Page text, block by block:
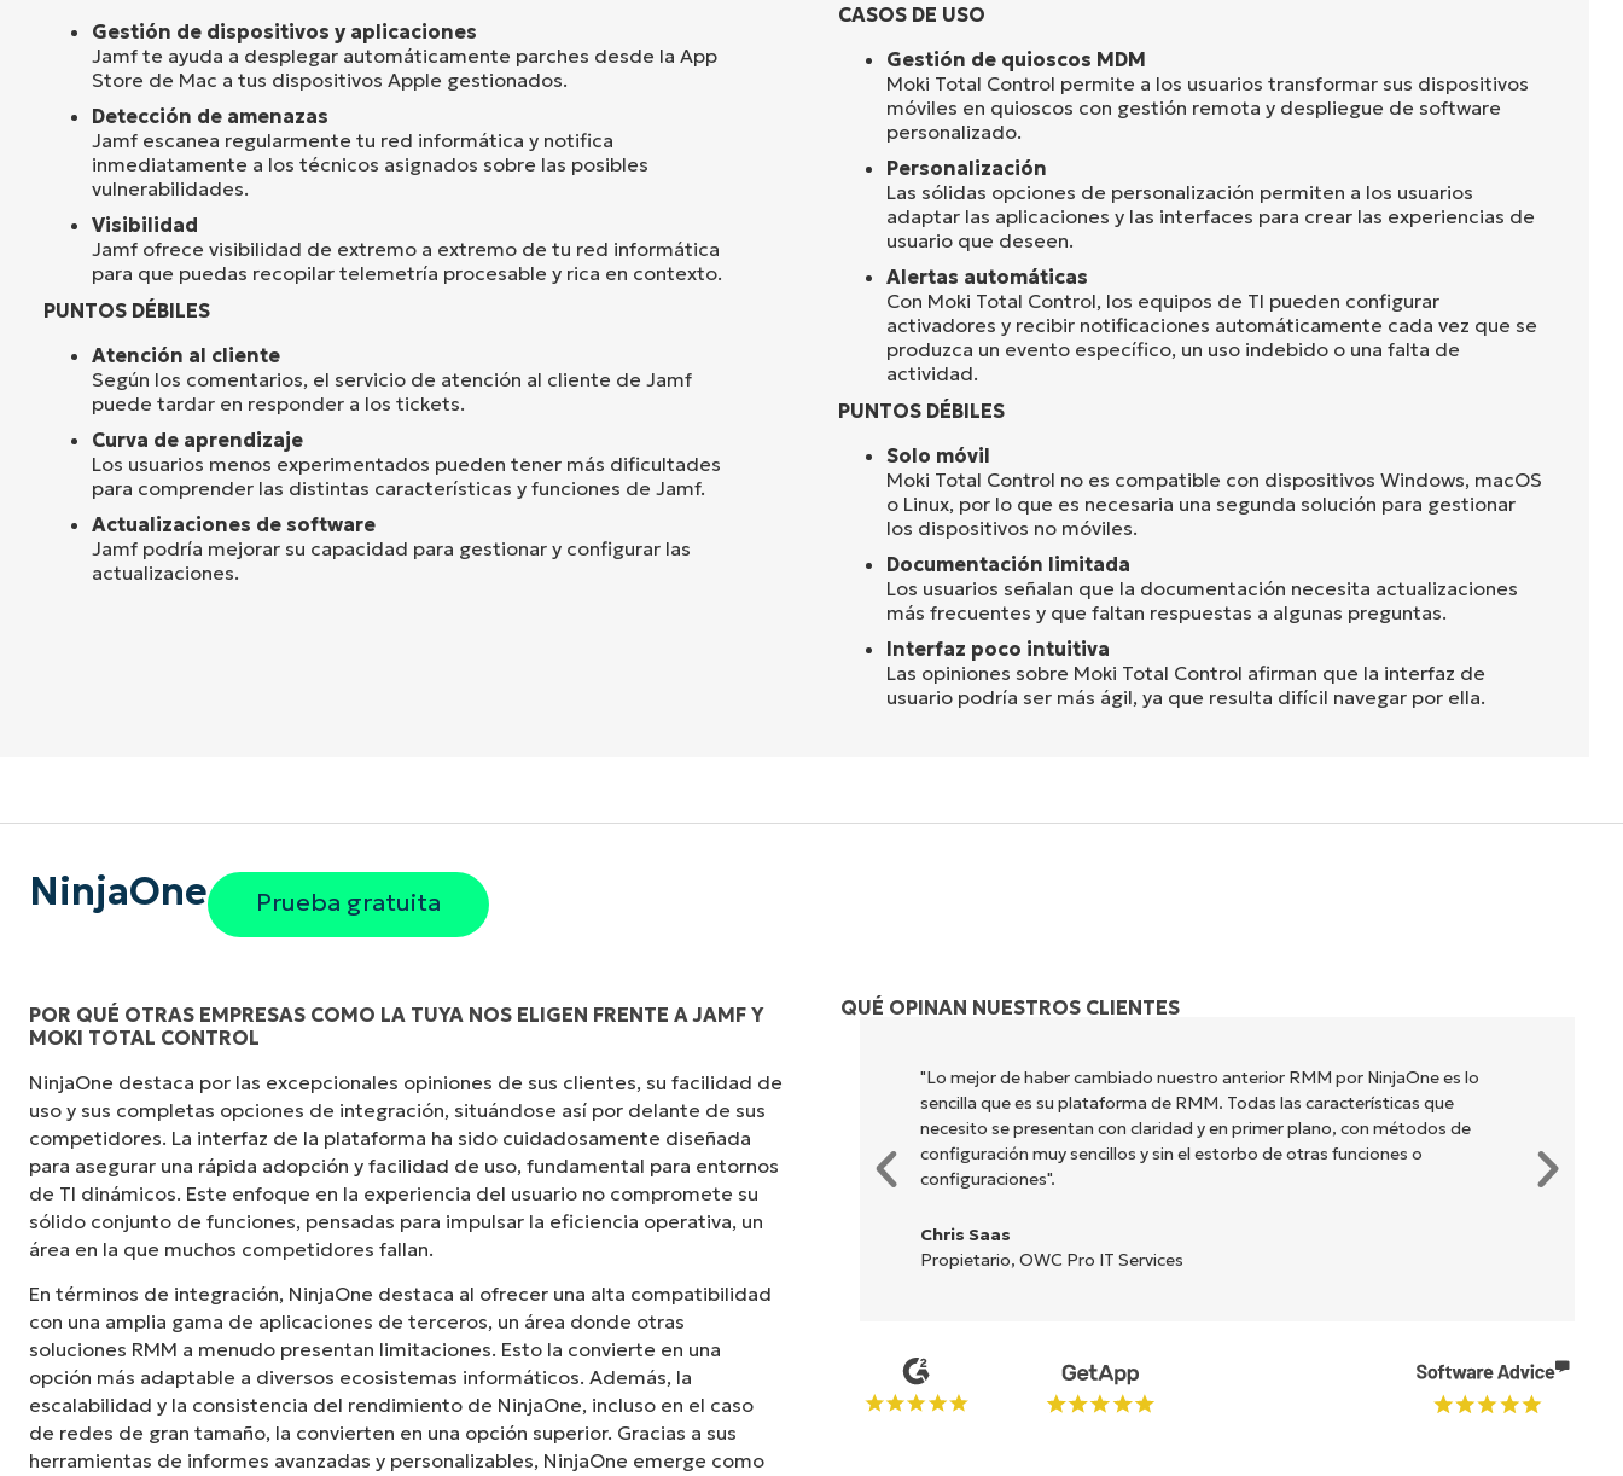
Gestión de dispositivos y aplicaciones
Jamf te ayuda a desplegar automáticamente parches desde la App
Store de Mac a tus dispositivos Apple gestionados.
Detección de amenazas
Jamf escanea regularmente tu red informática y notifica
inmediatamente a los técnicos asignados sobre las posibles
vulnerabilidades.
Visibilidad
Jamf ofrece visibilidad de extremo a extremo de tu red informática
para que puedas recopilar telemetría procesable y rica en contexto.
PUNTOS DÉBILES
Atención al cliente
Según los comentarios, el servicio de atención al cliente de Jamf
puede tardar en responder a los tickets.
Curva de aprendizaje
Los usuarios menos experimentados pueden tener más dificultades
para comprender las distintas características y funciones de Jamf.
Actualizaciones de software
Jamf podría mejorar su capacidad para gestionar y configurar las
actualizaciones.
CASOS DE USO
Gestión de quioscos MDM
Moki Total Control permite a los usuarios transformar sus dispositivos
móviles en quioscos con gestión remota y despliegue de software
personalizado.
Personalización
Las sólidas opciones de personalización permiten a los usuarios
adaptar las aplicaciones y las interfaces para crear las experiencias de
usuario que deseen.
Alertas automáticas
Con Moki Total Control, los equipos de TI pueden configurar
activadores y recibir notificaciones automáticamente cada vez que se
produzca un evento específico, un uso indebido o una falta de
actividad.
PUNTOS DÉBILES
Solo móvil
Moki Total Control no es compatible con dispositivos Windows, macOS
o Linux, por lo que es necesaria una segunda solución para gestionar
los dispositivos no móviles.
Documentación limitada
Los usuarios señalan que la documentación necesita actualizaciones
más frecuentes y que faltan respuestas a algunas preguntas.
Interfaz poco intuitiva
Las opiniones sobre Moki Total Control afirman que la interfaz de
usuario podría ser más ágil, ya que resulta difícil navegar por ella.
NinjaOne Prueba gratuita
POR QUÉ OTRAS EMPRESAS COMO LA TUYA NOS ELIGEN FRENTE A JAMF Y
MOKI TOTAL CONTROL
NinjaOne destaca por las excepcionales opiniones de sus clientes, su facilidad de
uso y sus completas opciones de integración, situándose así por delante de sus
competidores. La interfaz de la plataforma ha sido cuidadosamente diseñada
para asegurar una rápida adopción y facilidad de uso, fundamental para entornos
de TI dinámicos. Este enfoque en la experiencia del usuario no compromete su
sólido conjunto de funciones, pensadas para impulsar la eficiencia operativa, un
área en la que muchos competidores fallan.
En términos de integración, NinjaOne destaca al ofrecer una alta compatibilidad
con una amplia gama de aplicaciones de terceros, un área donde otras
soluciones RMM a menudo presentan limitaciones. Esto la convierte en una
opción más adaptable a diversos ecosistemas informáticos. Además, la
escalabilidad y la consistencia del rendimiento de NinjaOne, incluso en el caso
de redes de gran tamaño, la convierten en una opción superior. Gracias a sus
herramientas de informes avanzadas y personalizables, NinjaOne emerge como
QUÉ OPINAN NUESTROS CLIENTES
"NinjaOne es increíblemente fácil de usar y combina una interfaz fluida con
potentes funciones de back-end. La configuración es sencilla de realizar y la
interfaz fácil de gestionar. Todas las opciones y herramientas están
claramente indicadas, son fáciles de entender y la interfaz resulta muy
intuitiva".
Ryan Reiffenberger
Reiffenberger.NET Technology Solutions
"Lo mejor de haber cambiado nuestro anterior RMM por NinjaOne es lo
sencilla que es su plataforma de RMM. Todas las características que
necesito se presentan con claridad y en primer plano, con métodos de
configuración muy sencillos y sin el estorbo de otras funciones o
configuraciones".
Chris Saas
Propietario, OWC Pro IT Services